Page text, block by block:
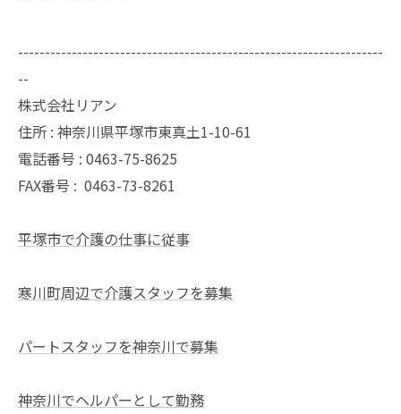
--------------------------------------------------------------------
--
株式会社リアン
住所 : 神奈川県平塚市東真土1-10-61
電話番号 : 0463-75-8625
FAX番号 : 0463-73-8261
平塚市で介護の仕事に従事
寒川町周辺で介護スタッフを募集
パートスタッフを神奈川で募集
神奈川でヘルパーとして勤務